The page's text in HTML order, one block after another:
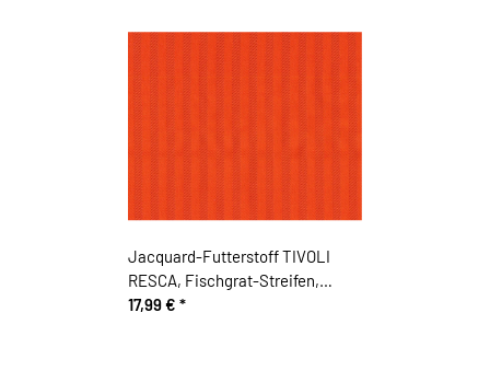
Jacquard-Futterstoff TIVOLI
RESCA, Fischgrat-Streifen,
orange
17,99 € *